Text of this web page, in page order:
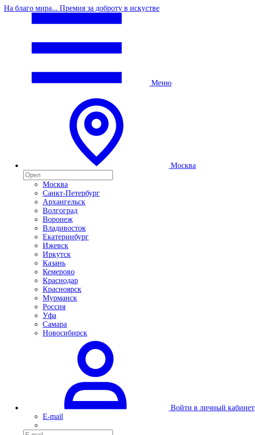
На благо мира... Премия за доброту в искустве
Меню
Москва
Москва
Санкт-Петербург
Архангельск
Волгоград
Воронеж
Владивосток
Екатеринбург
Ижевск
Иркутск
Казань
Кемерово
Краснодар
Красноярск
Мурманск
Россия
Уфа
Самара
Новосибирск
Войти в личный кабинет
E-mail